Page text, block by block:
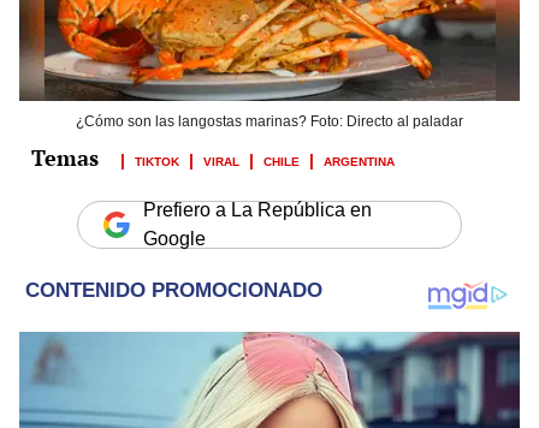
¿Cómo son las langostas marinas? Foto: Directo al paladar
TIKTOK VIRAL CHILE ARGENTINA
Prefiero a La República en
Google